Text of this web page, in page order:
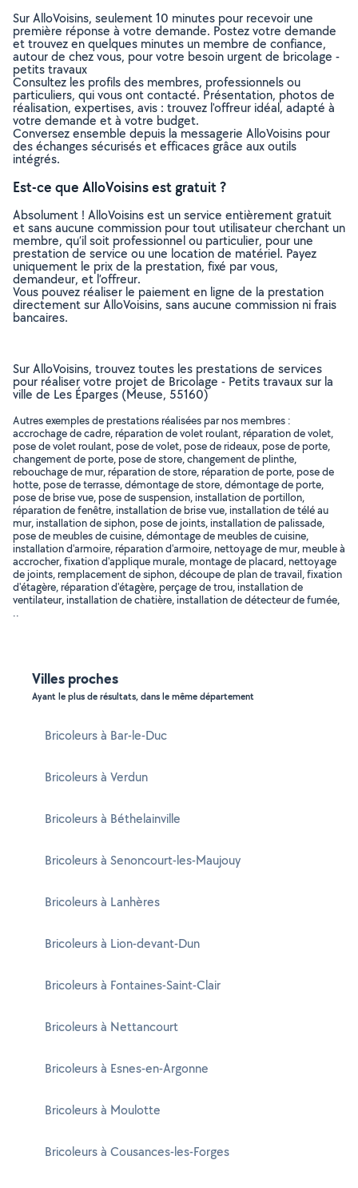
Sur AlloVoisins, seulement 10 minutes pour recevoir une
première réponse à votre demande. Postez votre demande
et trouvez en quelques minutes un membre de confiance,
autour de chez vous, pour votre besoin urgent de bricolage -
petits travaux
Consultez les profils des membres, professionnels ou
particuliers, qui vous ont contacté. Présentation, photos de
réalisation, expertises, avis : trouvez l'offreur idéal, adapté à
votre demande et à votre budget.
Conversez ensemble depuis la messagerie AlloVoisins pour
des échanges sécurisés et efficaces grâce aux outils
intégrés.
Est-ce que AlloVoisins est gratuit ?
Absolument ! AlloVoisins est un service entièrement gratuit
et sans aucune commission pour tout utilisateur cherchant un
membre, qu’il soit professionnel ou particulier, pour une
prestation de service ou une location de matériel. Payez
uniquement le prix de la prestation, fixé par vous,
demandeur, et l’offreur.
Vous pouvez réaliser le paiement en ligne de la prestation
directement sur AlloVoisins, sans aucune commission ni frais
bancaires.
Sur AlloVoisins, trouvez toutes les prestations de services
pour réaliser votre projet de Bricolage - Petits travaux sur la
ville de Les Éparges (Meuse, 55160)
Autres exemples de prestations réalisées par nos membres :
accrochage de cadre, réparation de volet roulant, réparation de volet,
pose de volet roulant, pose de volet, pose de rideaux, pose de porte,
changement de porte, pose de store, changement de plinthe,
rebouchage de mur, réparation de store, réparation de porte, pose de
hotte, pose de terrasse, démontage de store, démontage de porte,
pose de brise vue, pose de suspension, installation de portillon,
réparation de fenêtre, installation de brise vue, installation de télé au
mur, installation de siphon, pose de joints, installation de palissade,
pose de meubles de cuisine, démontage de meubles de cuisine,
installation d'armoire, réparation d'armoire, nettoyage de mur, meuble à
accrocher, fixation d'applique murale, montage de placard, nettoyage
de joints, remplacement de siphon, découpe de plan de travail, fixation
d'étagère, réparation d'étagère, perçage de trou, installation de
ventilateur, installation de chatière, installation de détecteur de fumée,
..
Villes proches
Ayant le plus de résultats, dans le même département
Bricoleurs à Bar-le-Duc
Bricoleurs à Verdun
Bricoleurs à Béthelainville
Bricoleurs à Senoncourt-les-Maujouy
Bricoleurs à Lanhères
Bricoleurs à Lion-devant-Dun
Bricoleurs à Fontaines-Saint-Clair
Bricoleurs à Nettancourt
Bricoleurs à Esnes-en-Argonne
Bricoleurs à Moulotte
Bricoleurs à Cousances-les-Forges